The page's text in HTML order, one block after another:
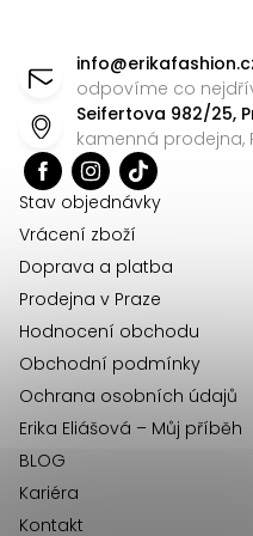
info@
odpovíme co
Seifertova 982/25,
kamenná prodejna,
Stav objednávky
Vrácení zboží
Doprava a platba
Prodejna v Praze
Hodnocení obchodu
Obchodní podmínky
Ochrana osobních údajů
Erika Eliášová – Můj příběh
BLOG
Kariéra
Kontakt